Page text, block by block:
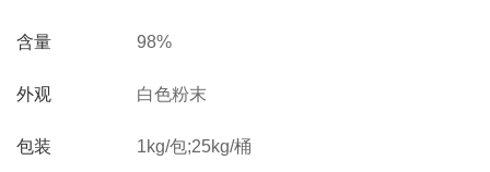
含量
外观
包装
98%
白色粉末
1kg/包;25kg/桶